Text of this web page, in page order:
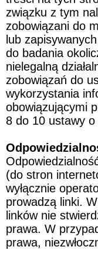
związku z tym
zobowiązani do
lub
do badania
nielegalną
zobowiązań do
wykorzystania
obowiązującymi
8 do 10 ustawy
(do stron
wyłącznie
prowadzą linki.
linków nie
prawa. W
prawa,